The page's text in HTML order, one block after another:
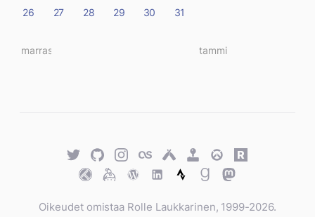
26 27 28 29 30 31
« marras tammi »
TwitterGitHubTwitterLast.fmUntappd
Retro
Achievements
Overwatch
Rawg.io
TraktKeybaseWordPress
WordPress
StravaGoodreads
Mastodon
Oikeudet omistaa Rolle Laukkarinen, 1999-2026.